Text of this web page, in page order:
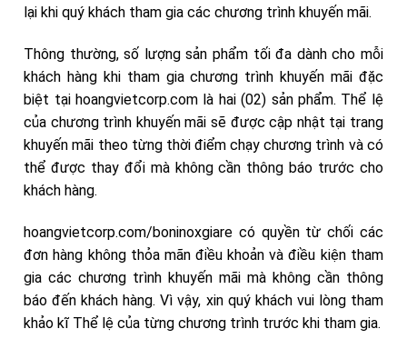
lại khi quý khách tham gia các chương trình khuyến mãi.
Thông thường, số lượng sản phẩm tối đa dành cho mỗi
khách hàng khi tham gia chương trình khuyến mãi đặc
biệt tại hoangvietcorp.com là hai (02) sản phẩm. Thể lệ
của chương trình khuyến mãi sẽ được cập nhật tại trang
khuyến mãi theo từng thời điểm chạy chương trình và có
thể được thay đổi mà không cần thông báo trước cho
khách hàng.
hoangvietcorp.com/boninoxgiare có quyền từ chối các
đơn hàng không thỏa mãn điều khoản và điều kiện tham
gia các chương trình khuyến mãi mà không cần thông
báo đến khách hàng. Vì vậy, xin quý khách vui lòng tham
khảo kĩ Thể lệ của từng chương trình trước khi tham gia.